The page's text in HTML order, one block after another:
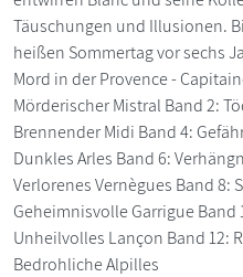
Täuschungen und Illusionen.
heißen Sommertag vor sechs
Mord in der Provence -
Mörderischer Mistral Band 2:
Brennender Midi Band 4:
Dunkles Arles Band 6:
Verlorenes Vernègues Band 8:
Geheimnisvolle Garrigue Band
Unheilvolles Lançon Band 12:
Bedrohliche Alpilles